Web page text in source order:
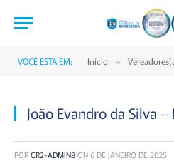
VOCÊ ESTÁ EM: Início »
João Evandro da Silva –
PORCR2-ADMIN8ON6 DE JANEIRO DE 2025